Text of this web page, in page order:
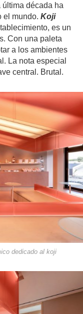
década ha
el mundo.Koji
es un
Con una paleta
a los ambientes
La nota especial
central. Brutal.
dedicado al koji